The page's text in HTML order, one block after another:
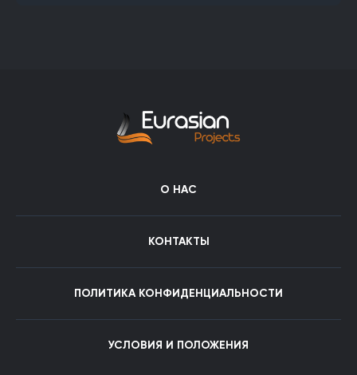
О НАС
КОНТАКТЫ
ПОЛИТИКА КОНФИДЕНЦИАЛЬНОСТИ
УСЛОВИЯ И ПОЛОЖЕНИЯ